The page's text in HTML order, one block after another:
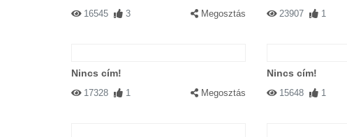
16545 3 Megosztás 23907 1
Nincs cím!
17328 1 Megosztás
Nincs cím!
15648 1